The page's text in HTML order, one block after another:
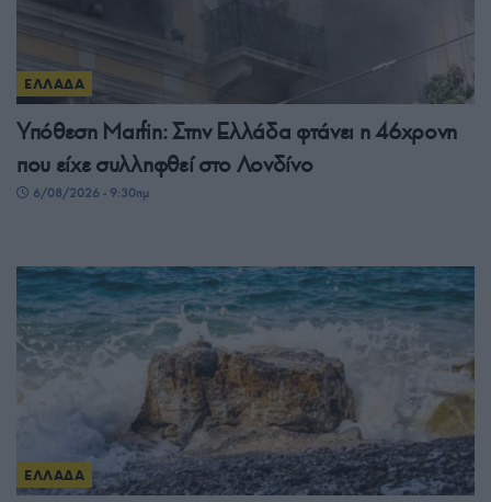
ΕΛΛΑΔΑ
Υπόθεση Μarfin: Στην Ελλάδα φτάνει η 46χρονη
που είχε συλληφθεί στο Λονδίνο
6/08/2026 - 9:30πμ
ΕΛΛΑΔΑ